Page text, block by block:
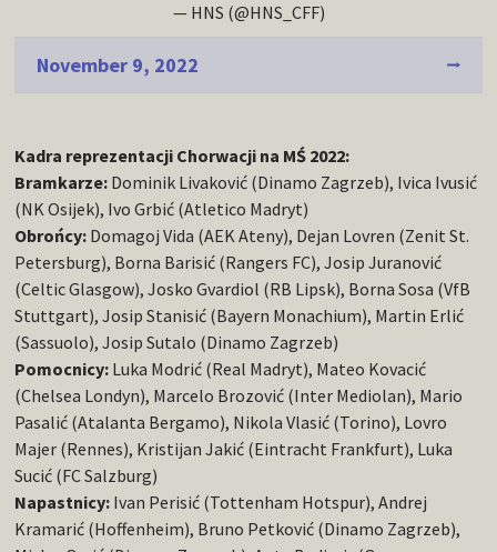
— HNS (@HNS_CFF)
November 9, 2022
Kadra reprezentacji Chorwacji na MŚ 2022:
Bramkarze: Dominik Livaković (Dinamo Zagrzeb), Ivica Ivusić
(NK Osijek), Ivo Grbić (Atletico Madryt)
Obrońcy: Domagoj Vida (AEK Ateny), Dejan Lovren (Zenit St.
Petersburg), Borna Barisić (Rangers FC), Josip Juranović
(Celtic Glasgow), Josko Gvardiol (RB Lipsk), Borna Sosa (VfB
Stuttgart), Josip Stanisić (Bayern Monachium), Martin Erlić
(Sassuolo), Josip Sutalo (Dinamo Zagrzeb)
Pomocnicy: Luka Modrić (Real Madryt), Mateo Kovacić
(Chelsea Londyn), Marcelo Brozović (Inter Mediolan), Mario
Pasalić (Atalanta Bergamo), Nikola Vlasić (Torino), Lovro
Majer (Rennes), Kristijan Jakić (Eintracht Frankfurt), Luka
Sucić (FC Salzburg)
Napastnicy: Ivan Perisić (Tottenham Hotspur), Andrej
Kramarić (Hoffenheim), Bruno Petković (Dinamo Zagrzeb),